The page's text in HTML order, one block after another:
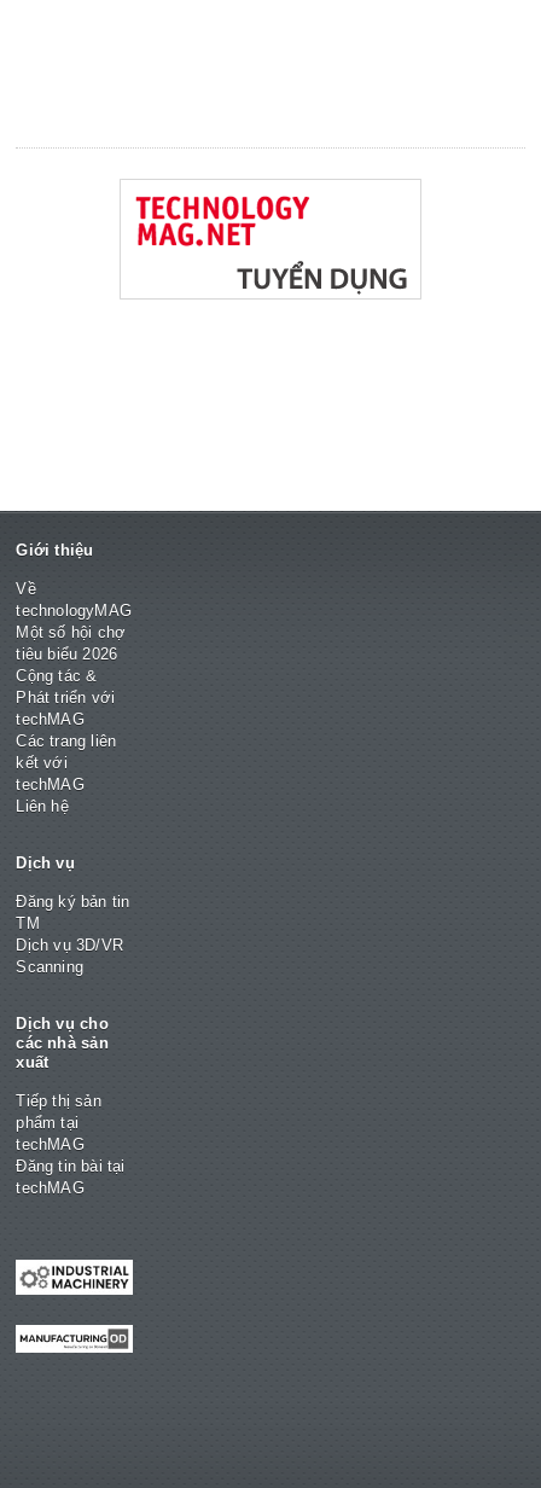
Giới thiệu
Về
technologyMAG
Một số hội chợ
tiêu biểu 2026
Cộng tác &
Phát triển với
techMAG
Các trang liên
kết với
techMAG
Liên hệ
Dịch vụ
Đăng ký bản tin
TM
Dịch vụ 3D/VR
Scanning
Dịch vụ cho
các nhà sản
xuất
Tiếp thị sản
phẩm tại
techMAG
Đăng tin bài tại
techMAG